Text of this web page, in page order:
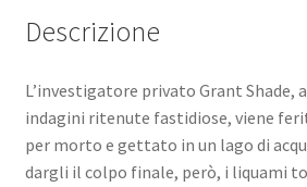
Descrizione
L’investigatore privato Grant Shade,
indagini ritenute fastidiose, viene
per morto e gettato in un lago di
dargli il colpo finale, però, i liquami